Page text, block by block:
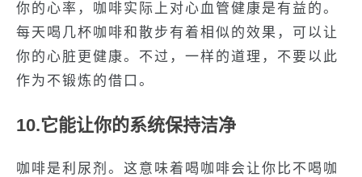
你的心率，咖啡实际上对心血管健康是有益的。
每天喝几杯咖啡和散步有着相似的效果，可以让
你的心脏更健康。不过，一样的道理，不要以此
作为不锻炼的借口。
10.它能让你的系统保持洁净
咖啡是利尿剂。这意味着喝咖啡会让你比不喝咖